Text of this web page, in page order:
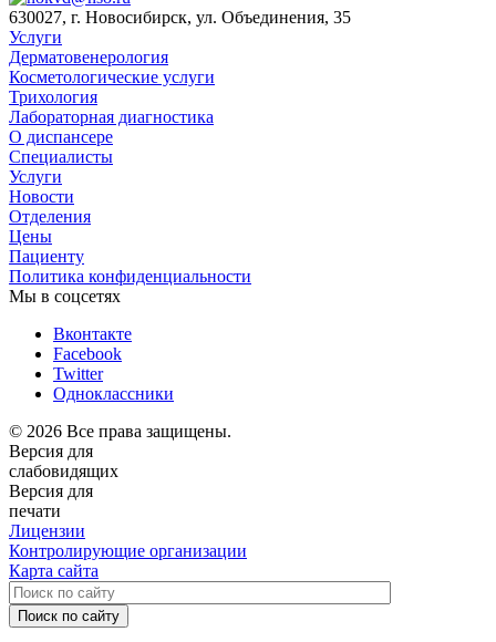
630027, г. Новосибирск, ул. Объединения, 35
Услуги
Дерматовенерология
Косметологические услуги
Трихология
Лабораторная диагностика
О диспансере
Специалисты
Услуги
Новости
Отделения
Цены
Пациенту
Политика конфиденциальности
Мы в соцсетях
Вконтакте
Facebook
Twitter
Одноклассники
© 2026 Все права защищены.
Версия для
слабовидящих
Версия для
печати
Лицензии
Контролирующие организации
Карта сайта
Поиск по сайту